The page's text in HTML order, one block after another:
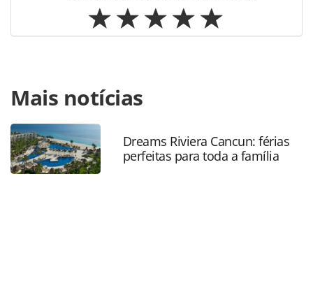
https://www.panrotas.com.br/noticia-
turismo/cartoesdeassistencia/2016/06/agencias-
representam-70-das-vendas-da-assist-card_126566.html ou
as ferramentas oferecidas na página. Todo o conteúdo
produzido pela PANROTAS Editora é protegido pela
legislação brasileira sobre direito autoral. Não reproduza o
Mais notícias
Dreams Riviera Cancun: férias
perfeitas para toda a família